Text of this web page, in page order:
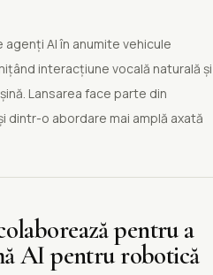
AI în anumite vehicule
interacțiune vocală naturală și
Lansarea face parte din
dintr-o abordare mai amplă axată
pentru a
AI pentru robotică